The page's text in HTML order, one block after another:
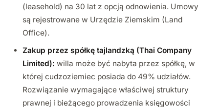
(leasehold) na 30 lat z opcją odnowienia. Umowy
są rejestrowane w Urzędzie Ziemskim (Land
Office).
Zakup przez spółkę tajlandzką (Thai Company
Limited): willa może być nabyta przez spółkę, w
której cudzoziemiec posiada do 49% udziałów.
Rozwiązanie wymagające właściwej struktury
prawnej i bieżącego prowadzenia księgowości